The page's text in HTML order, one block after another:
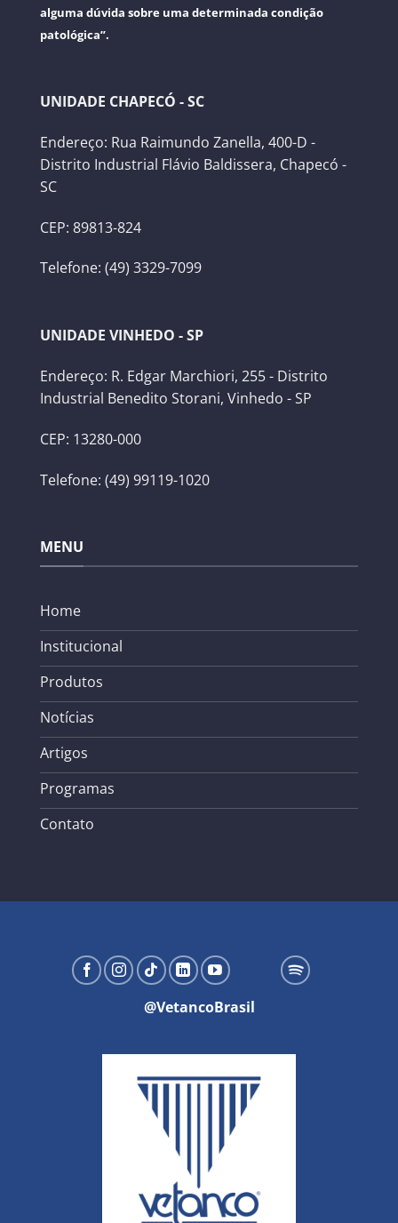
alguma dúvida sobre uma determinada condição
patológica”.
UNIDADE CHAPECÓ - SC
Endereço: Rua Raimundo Zanella, 400-D -
Distrito Industrial Flávio Baldissera, Chapecó -
SC
CEP: 89813-824
Telefone: (49) 3329-7099
UNIDADE VINHEDO - SP
Endereço: R. Edgar Marchiori, 255 - Distrito
Industrial Benedito Storani, Vinhedo - SP
CEP: 13280-000
Telefone: (49) 99119-1020
MENU
Home
Institucional
Produtos
Notícias
Artigos
Programas
Contato
@VetancoBrasil